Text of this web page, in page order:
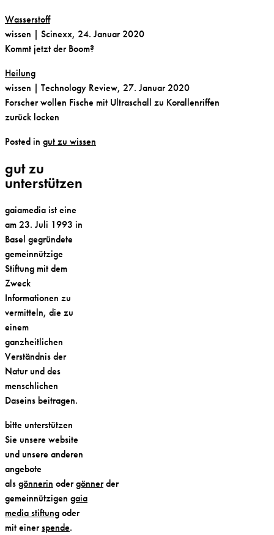
Wasserstoff
wissen | Scinexx, 24. Januar 2020
Kommt jetzt der Boom?
Heilung
wissen | Technology Review, 27. Januar 2020
Forscher wollen Fische mit Ultraschall zu Korallenriffen
zurück locken
Posted in gut zu wissen
gut zu
unterstützen
gaiamedia ist eine
am 23. Juli 1993 in
Basel gegründete
gemeinnützige
Stiftung mit dem
Zweck
Informationen zu
vermitteln, die zu
einem
ganzheitlichen
Verständnis der
Natur und des
menschlichen
Daseins beitragen.
bitte unterstützen
Sie unsere website
und unsere anderen
angebote
als gönnerin odergönnerder
gemeinnützigen gaia
media stiftung oder
mit einerspende.